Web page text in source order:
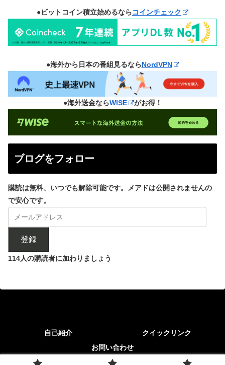
●ビットコイン積立始めるならコインチェック
●海外から日本の番組見るならNordVPN
●海外送金ならWISE がお得！
ブログをフォロー
購読は無料、いつでも解除可能です。メアドは公開されませんの
で安心です。
登録
114人の購読者に加わりましょう
自己紹介
クイックリンク
お問い合わせ